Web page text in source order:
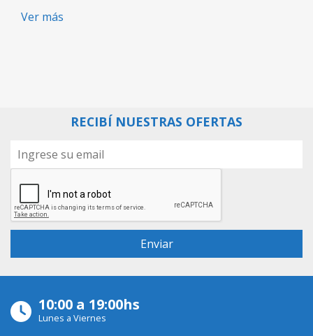
Ver más
RECIBÍ NUESTRAS OFERTAS
10:00 a 19:00hs
Lunes a Viernes